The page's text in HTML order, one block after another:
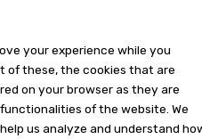
your experience while you
of these, the cookies that are
on your browser as they are
of the website. We
us analyze and understand